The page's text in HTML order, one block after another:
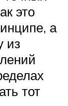
это
а
из
тот